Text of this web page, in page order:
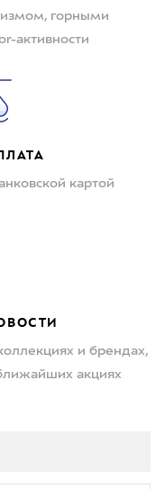
горными
активности
картой
и брендах,
акциях